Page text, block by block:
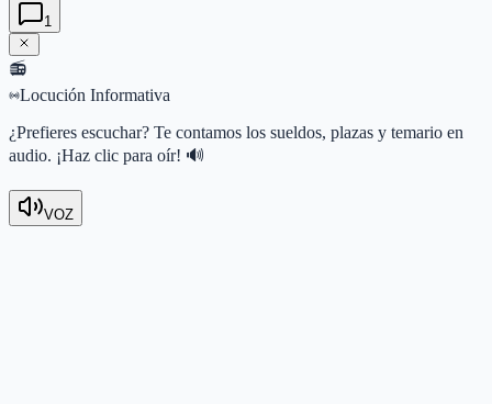
1
📻
Locución Informativa
¿Prefieres escuchar? Te contamos los sueldos, plazas y temario en
audio. ¡Haz clic para oír! 🔊
VOZ